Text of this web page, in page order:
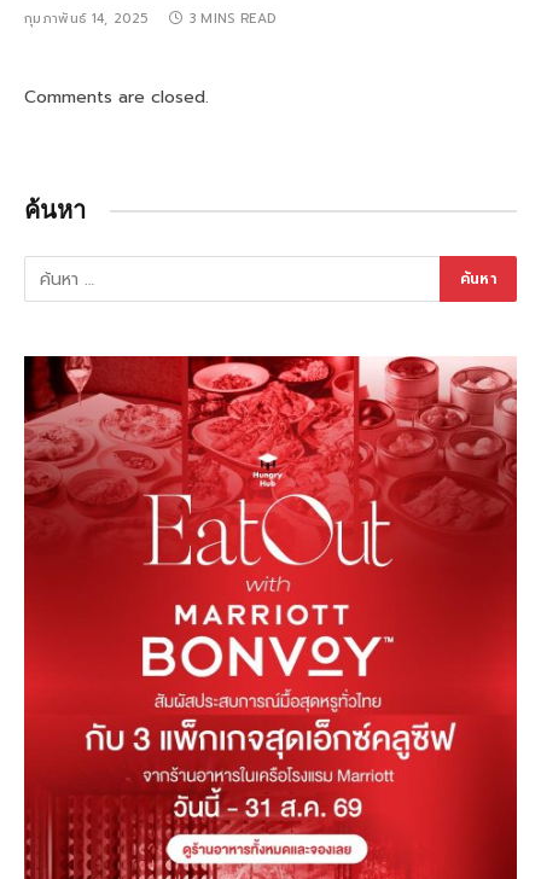
กุมภาพันธ์ 14, 2025 3 MINS READ
Comments are closed.
ค้นหา